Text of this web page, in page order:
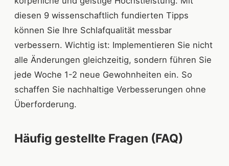
diesen 9 wissenschaftlich fundierten Tipps
können Sie Ihre Schlafqualität messbar
verbessern. Wichtig ist: Implementieren Sie nicht
alle Änderungen gleichzeitig, sondern führen Sie
jede Woche 1-2 neue Gewohnheiten ein. So
schaffen Sie nachhaltige Verbesserungen ohne
Überforderung.
Häufig gestellte Fragen (FAQ)